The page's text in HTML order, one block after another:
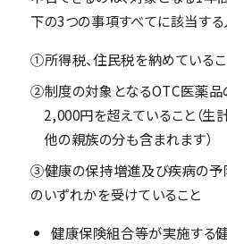
下の3つの事項すべてに該当する
①所得税、住民税を納めている
②制度の対象となるOTC医薬
2,000円を超えていること（
他の親族の分も含まれます）
③健康の保持増進及び疾病の予
のいずれかを受けていること
健康保険組合等が実施する健